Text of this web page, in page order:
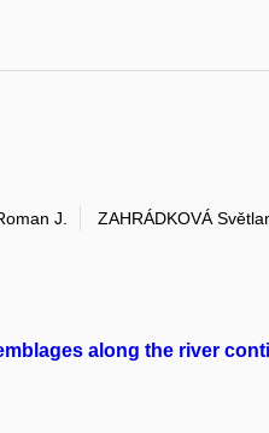
J.
ZAHRÁDKOVÁ
along the river